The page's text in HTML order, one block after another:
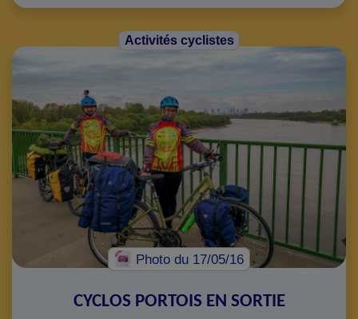
Activités cyclistes
Photo du 17/05/16
CYCLOS PORTOIS EN SORTIE